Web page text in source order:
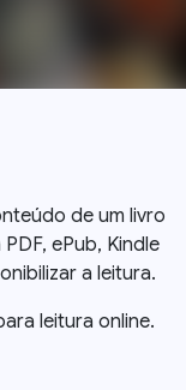
de um livro
ePub, Kindle
a leitura.
leitura online.